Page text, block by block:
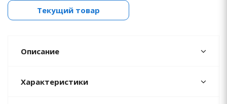
Текущий товар
Описание
Характеристики